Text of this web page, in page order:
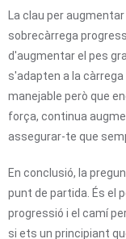
La clau per
sobrecàrrega
d'augmentar el pes
s'adapten a la
manejable però que
força, continua
assegurar-te que
En conclusió, la
punt de partida. És el
progressió i el camí
si ets un principiant